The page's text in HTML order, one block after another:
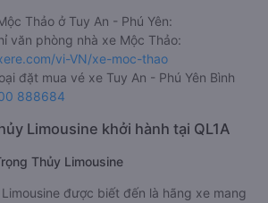
Thảo ở Tuy An - Phú Yên:
văn phòng nhà xe Mộc Thảo:
vi-VN/xe-moc-thao
đặt mua vé xe Tuy An - Phú Yên Bình
888684
Limousine khởi hành tại QL1A
Thủy Limousine
được biết đến là hãng xe mang